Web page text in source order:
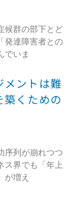
候群の部下とど
発達障害者との
でいま
メントは難
築くための
序列が崩れつつ
ス界でも「年上
が増え